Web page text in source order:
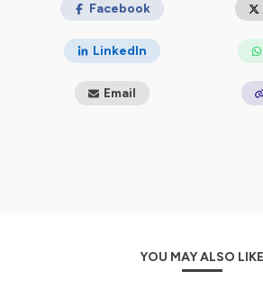
Pour vous abonner, c'est ici :
Photo : Eloi Stichelbaut/PolaRYSE
Générique : Fast and wild - EdRecords
© Sailorz 2020-2025, tous droits
Facebook
LinkedIn
Email
YOU MAY ALSO LIKE